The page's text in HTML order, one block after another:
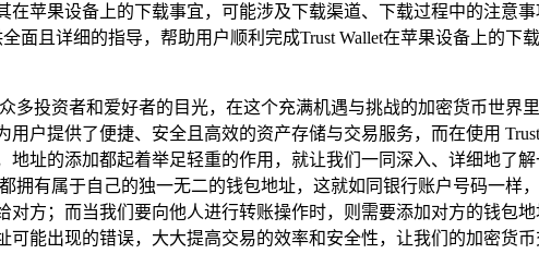
在苹果设备上的下载事宜，可能涉及下载渠道、下载过程中的注意
且详细的指导，帮助用户顺利完成Trust Wallet在苹果设备上的下
投资者和爱好者的目光，在这个充满机遇与挑战的加密货币世界里
户提供了便捷、安全且高效的资产存储与交易服务，而在使用
址的添加都起着举足轻重的作用，就让我们一同深入、详细地了解
有属于自己的独一无二的钱包地址，这就如同银行账户号码一样
方；而当我们要向他人进行转账操作时，则需要添加对方的钱包地
能出现的错误，大大提高交易的效率和安全性，让我们的加密货币